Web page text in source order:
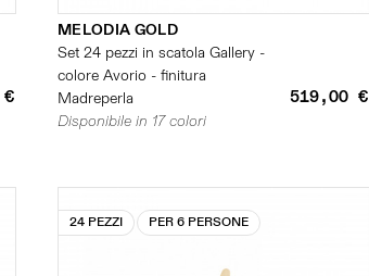
MELODIA GOLD
Set 24 pezzi in scatola Gallery -
colore Avorio - finitura
Madreperla
519,00 €
Disponibile in 17 colori
24 PEZZI PER 6 PERSONE